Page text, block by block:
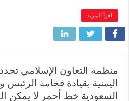
اقرأ المزيد
منظمة التعاون الإسلامي
اليمنية بقيادة فخامة
السعودية خط أحمر لا يمكن